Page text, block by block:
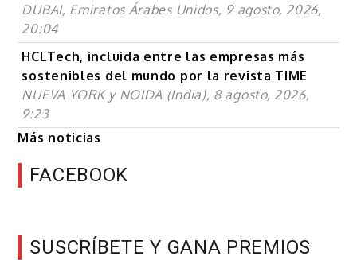
DUBAI, Emiratos Árabes Unidos, 9 agosto, 2026,
20:04
HCLTech, incluida entre las empresas más
sostenibles del mundo por la revista TIME
NUEVA YORK y NOIDA (India), 8 agosto, 2026,
9:23
Más noticias
FACEBOOK
SUSCRÍBETE Y GANA PREMIOS